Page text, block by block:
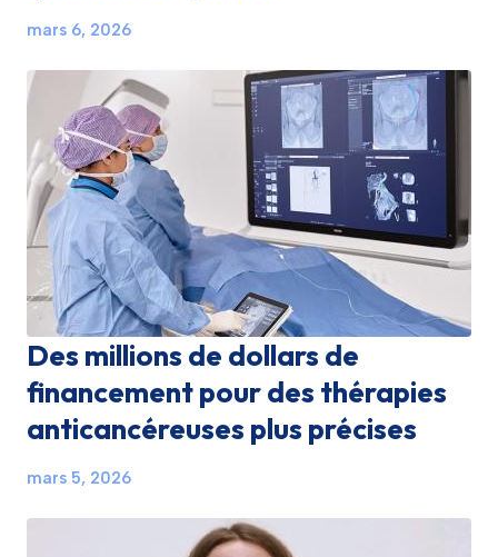
mars 6, 2026
Des millions de dollars de
financement pour des thérapies
anticancéreuses plus précises
mars 5, 2026